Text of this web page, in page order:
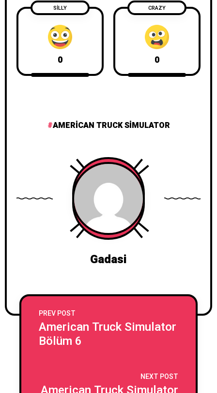
SILLY
0
CRAZY
0
AMERICAN TRUCK SIMULATOR
Gadasi
PREV POST
American Truck Simulator
Bölüm 6
NEXT POST